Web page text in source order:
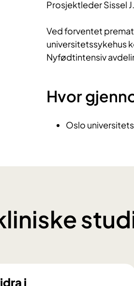
Prosjektleder Sissel
Ved forventet
universitetssykehus
Nyfødtintensiv
Hvor
Oslo
i